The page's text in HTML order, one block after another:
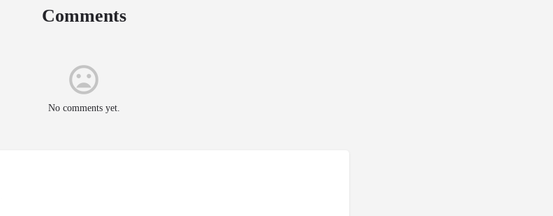
Comments
No comments yet.